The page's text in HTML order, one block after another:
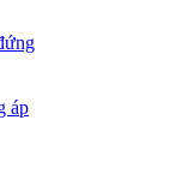
áp